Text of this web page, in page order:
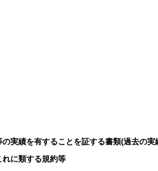
実績を有することを証する書類(過去の実
に類する規約等